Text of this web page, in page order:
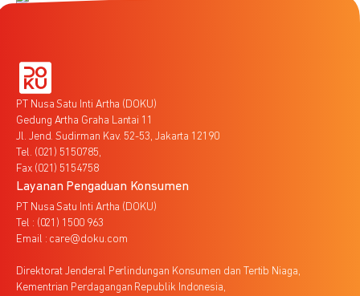
PT Nusa Satu Inti Artha (DOKU)
Gedung Artha Graha Lantai 11
Jl. Jend. Sudirman Kav. 52-53, Jakarta 12190
Tel. (021) 5150785,
Fax (021) 5154758
Layanan Pengaduan Konsumen
PT Nusa Satu Inti Artha (DOKU)
Tel : (021) 1500 963
Email : care@doku.com
Direktorat Jenderal Perlindungan Konsumen dan Tertib Niaga,
Kementrian Perdagangan Republik Indonesia,